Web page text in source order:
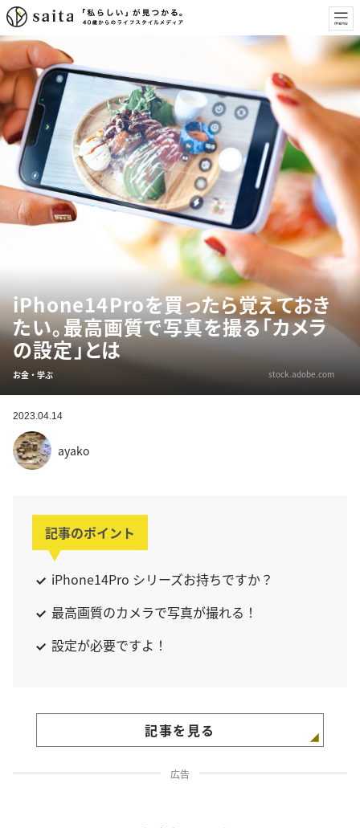
iPhone14Proを買ったら覚えておき
たい。最高画質で写真を撮る「カメラ
の設定」とは
お金・学ぶ stock.adobe.com
2023.04.14
ayako
記事のポイント
iPhone14Pro シリーズお持ちですか？
最高画質のカメラで写真が撮れる！
設定が必要ですよ！
記事を見る
広告